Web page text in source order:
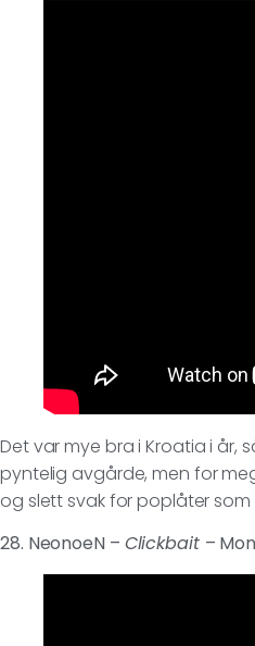
Det var mye bra i Kroatia i år,
pyntelig avgårde, men for
og slett svak for poplåter
28. NeonoeN – Clickbait –